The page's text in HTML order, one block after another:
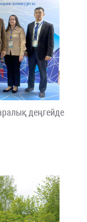
деңгейде